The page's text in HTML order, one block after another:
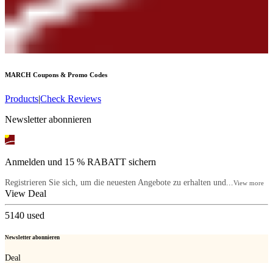
MARCH Coupons & Promo Codes
Products|Check Reviews
Newsletter abonnieren
Anmelden und 15 % RABATT sichern
Registrieren Sie sich, um die neuesten Angebote zu erhalten und...View more
View Deal
5140 used
Newsletter abonnieren
Deal